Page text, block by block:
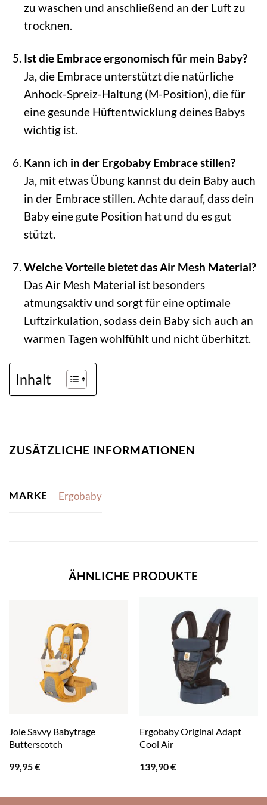
zu waschen und anschließend an der Luft zu
trocknen.
Ist die Embrace ergonomisch für mein Baby?
Ja, die Embrace unterstützt die natürliche
Anhock-Spreiz-Haltung (M-Position), die für
eine gesunde Hüftentwicklung deines Babys
wichtig ist.
Kann ich in der Ergobaby Embrace stillen?
Ja, mit etwas Übung kannst du dein Baby auch
in der Embrace stillen. Achte darauf, dass dein
Baby eine gute Position hat und du es gut
stützt.
Welche Vorteile bietet das Air Mesh Material?
Das Air Mesh Material ist besonders
atmungsaktiv und sorgt für eine optimale
Luftzirkulation, sodass dein Baby sich auch an
warmen Tagen wohlfühlt und nicht überhitzt.
Inhalt
ZUSÄTZLICHE INFORMATIONEN
MARKE Ergobaby
ÄHNLICHE PRODUKTE
Joie Savvy Babytrage
Butterscotch
99,95€
Ergobaby Original Adapt
Cool Air
139,90€